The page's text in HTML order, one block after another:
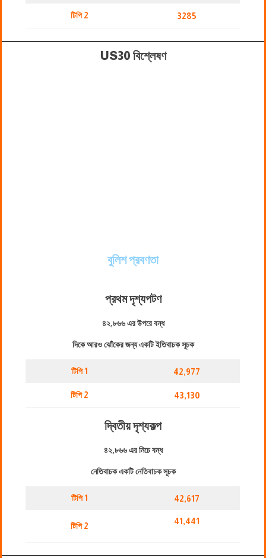
টিপি 2 3285
US30 বিশ্লেষণ
বুলিশ প্রবণতা
প্রথম দৃশ্যপটণ
৪২,৮৬৬ এর উপরে বন্ধ
দিকে আরও ঝোঁকের জন্য একটি ইতিবাচক সূচক
টিপি 1 42,977
টিপি 2 43,130
দ্বিতীয় দৃশ্যকল্প
৪২,৮৬৬ এর নিচে বন্ধ
নেতিবাচক একটি নেতিবাচক সূচক
টিপি 1 42,617
টিপি 2 41,441